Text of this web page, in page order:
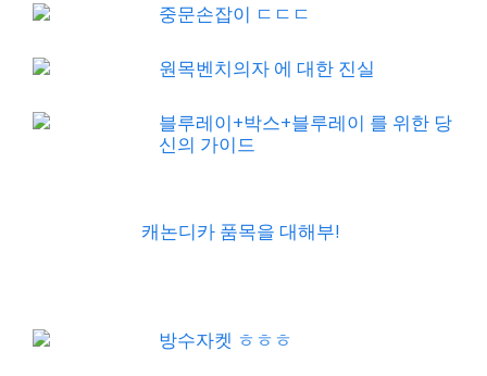
중문손잡이 ㄷㄷㄷ
원목벤치의자 에 대한 진실
블루레이+박스+블루레이 를 위한 당
신의 가이드
캐논디카 품목을 대해부!
베베숲시그니처블루20팩 를 위한 당